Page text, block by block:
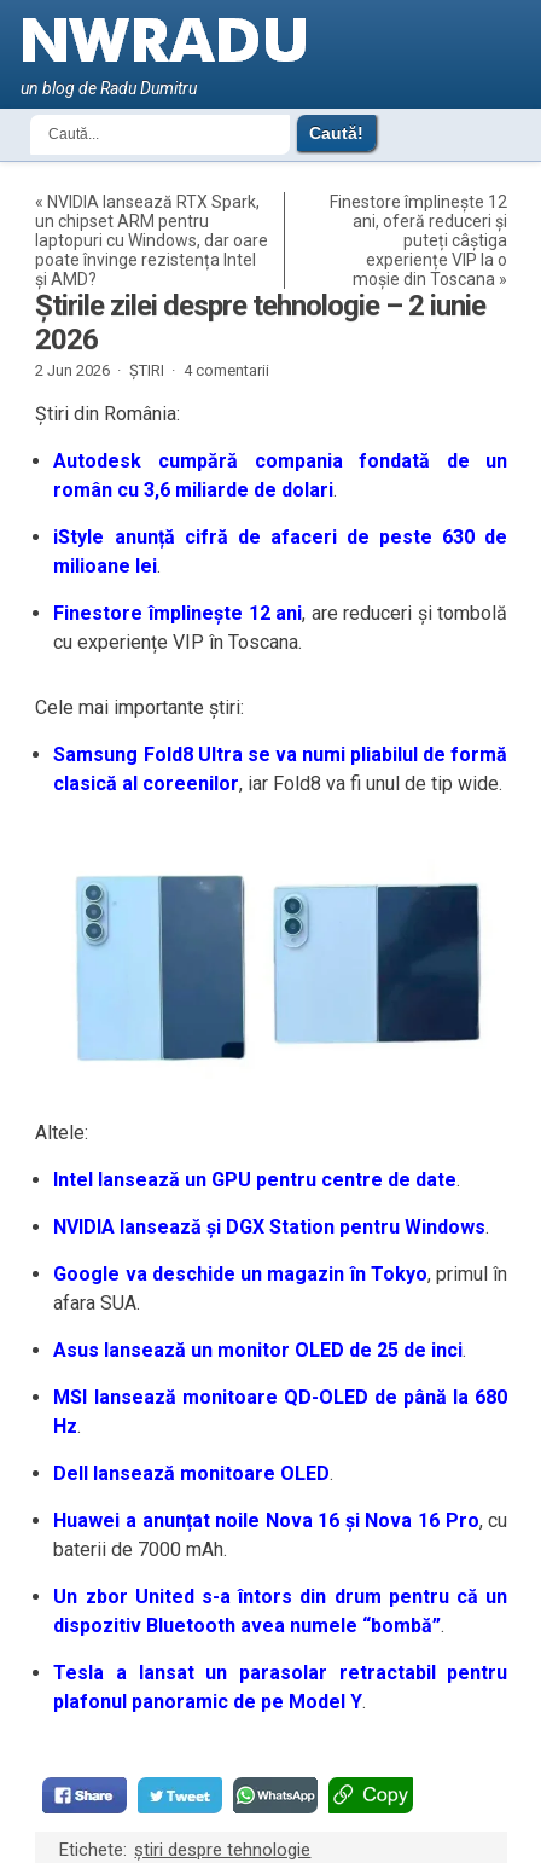
un blog de Radu Dumitru
« NVIDIA lansează RTX Spark,
un chipset ARM pentru
laptopuri cu Windows, dar oare
poate învinge rezistența Intel
și AMD?
Finestore împlinește 12
ani, oferă reduceri și
puteți câștiga
experiențe VIP la o
moșie din Toscana »
Știrile zilei despre tehnologie – 2 iunie
2026
2 Jun 2026 · ȘTIRI · 4 comentarii
Știri din România:
Autodesk cumpără compania fondată de un
român cu 3,6 miliarde de dolari.
iStyle anunță cifră de afaceri de peste 630 de
milioane lei.
Finestore împlinește 12 ani, are reduceri și tombolă
cu experiențe VIP în Toscana.
Cele mai importante știri:
Samsung Fold8 Ultra se va numi pliabilul de formă
clasică al coreenilor, iar Fold8 va fi unul de tip wide.
Altele:
Intel lansează un GPU pentru centre de date.
NVIDIA lansează și DGX Station pentru Windows.
Google va deschide un magazin în Tokyo, primul în
afara SUA.
Asus lansează un monitor OLED de 25 de inci.
MSI lansează monitoare QD-OLED de până la 680
Hz.
Dell lansează monitoare OLED.
Huawei a anunțat noile Nova 16 și Nova 16 Pro, cu
baterii de 7000 mAh.
Un zbor United s-a întors din drum pentru că un
dispozitiv Bluetooth avea numele “bombă”.
Tesla a lansat un parasolar retractabil pentru
plafonul panoramic de pe Model Y.
Etichete: știri despre tehnologie